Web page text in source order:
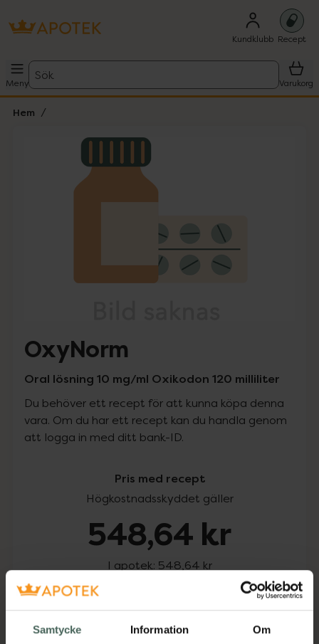
Samtycke Information Om
Kundklubb Recept
Meny
Sök
Varukorg
Hem
Lista: . Innehåller 1 objekt.
OxyNorm
Oral lösning 10 mg/ml Oxikodon 120 milliliter
Du behöver ett recept för att kunna köpa denna
vara. Om du har ett recept kan du handla genom
att logga in med ditt bank-ID.
Pris med recept
Högkostnadsskyddet gäller
548,64 kr
I apotek: 548,64 kr
Köp via ditt recept